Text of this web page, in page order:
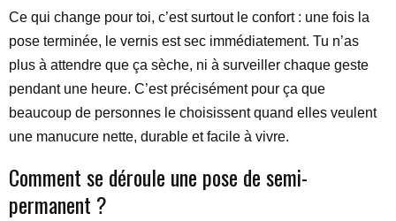
Ce qui change pour toi, c’est surtout le confort : une fois la
pose terminée, le vernis est sec immédiatement. Tu n’as
plus à attendre que ça sèche, ni à surveiller chaque geste
pendant une heure. C’est précisément pour ça que
beaucoup de personnes le choisissent quand elles veulent
une manucure nette, durable et facile à vivre.
Comment se déroule une pose de semi-
permanent ?